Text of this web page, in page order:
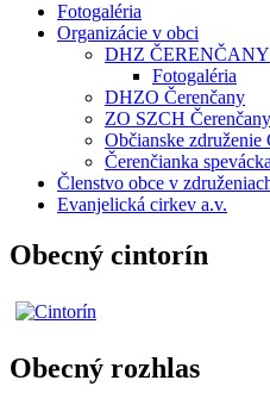
Fotogaléria
Organizácie v obci
DHZ ČERENČANY
Fotogaléria
DHZO Čerenčany
ZO SZCH Čerenčany
Občianske združenie
Čerenčianka
Členstvo obce v
Evanjelická cirkev a.v.
Obecný cintorín
Obecný rozhlas